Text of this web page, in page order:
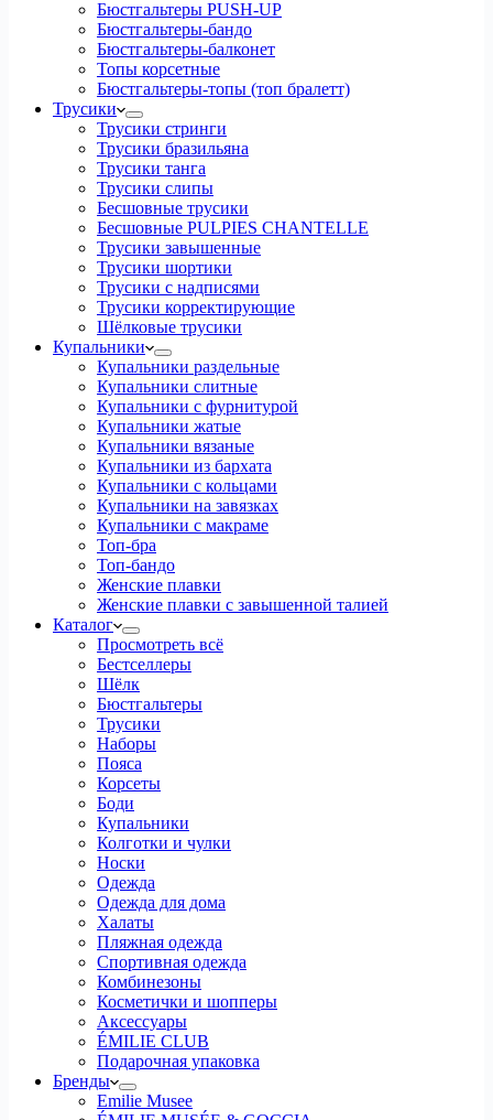
Бюстгальтеры PUSH-UP
Бюстгальтеры-бандо
Бюстгальтеры-балконет
Топы корсетные
Бюстгальтеры-топы (топ бралетт)
Трусики
Трусики стринги
Трусики бразильяна
Трусики танга
Трусики слипы
Бесшовные трусики
Бесшовные PULPIES CHANTELLE
Трусики завышенные
Трусики шортики
Трусики с надписями
Трусики корректирующие
Шёлковые трусики
Купальники
Купальники раздельные
Купальники слитные
Купальники с фурнитурой
Купальники жатые
Купальники вязаные
Купальники из бархата
Купальники с кольцами
Купальники на завязках
Купальники с макраме
Топ-бра
Топ-бандо
Женские плавки
Женские плавки с завышенной талией
Каталог
Просмотреть всё
Бестселлеры
Шёлк
Бюстгальтеры
Трусики
Наборы
Пояса
Корсеты
Боди
Купальники
Колготки и чулки
Носки
Одежда
Одежда для дома
Халаты
Пляжная одежда
Спортивная одежда
Комбинезоны
Косметички и шопперы
Аксессуары
ÉMILIE CLUB
Подарочная упаковка
Бренды
Emilie Musee